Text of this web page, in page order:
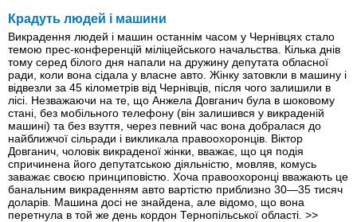
Крадуть людей і машини
Викрадення людей і машин останнім часом у Чернівцях стало
темою прес-конференцій міліцейського начальства. Кілька днів
тому серед білого дня напали на дружину депутата обласної
ради, коли вона сідала у власне авто. Жінку затовкли в машину і
відвезли за 45 кілометрів від Чернівців, після чого залишили в
лісі. Незважаючи на те, що Анжела Довганич була в шоковому
стані, без мобільного телефону (він залишився у викраденій
машині) та без взуття, через певний час вона добралася до
найближчої сільради і викликала правоохоронців. Віктор
Довганич, чоловік викраденої жінки, вважає, що ця подія
спричинена його депутатською діяльністю, мовляв, комусь
заважає своєю принциповістю. Хоча правоохоронці вважають це
банальним викраденням авто вартістю приблизно 30—35 тисяч
доларів. Машина досі не знайдена, але відомо, що вона
перетнула в той же день кордон Тернопільської області. >>